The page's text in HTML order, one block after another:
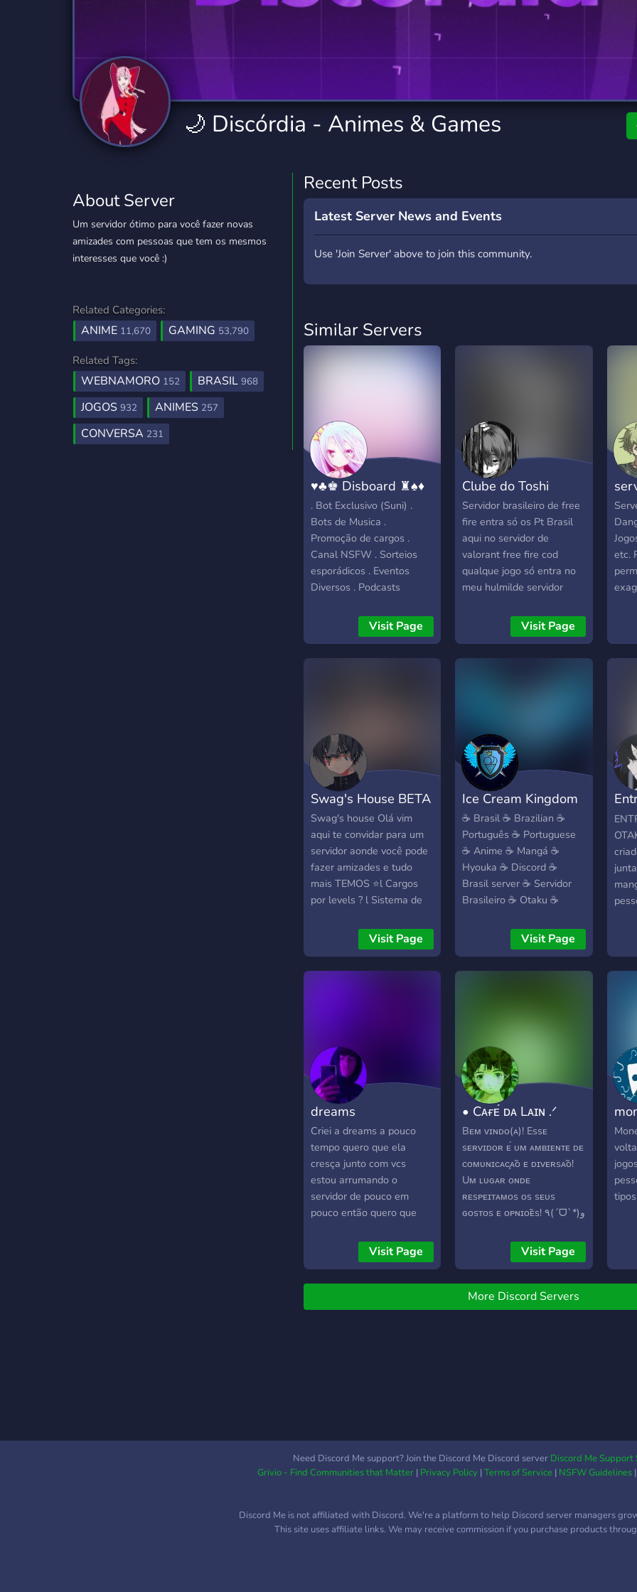
111 Servers
Twitch
359 Servers
YouTube
850 Servers
YouTuber
3,010 Servers
🌙 Discórdia - Animes & Games
About Server
Um servidor ótimo para você fazer novas
amizades com pessoas que tem os mesmos
interesses que você :)
Related Categories:
ANIME 11,670 GAMING 53,790
Related Tags:
WEBNAMORO 152 BRASIL 968
JOGOS 932 ANIMES 257
CONVERSA 231
Recent Posts
Latest Server News and Events
Use 'Join Server' above to join this community.
Similar Servers
♥♣♚ Disboard ♜♠♦
. Bot Exclusivo (Suni) .
Bots de Musica .
Promoção de cargos .
Canal NSFW . Sorteios
esporádicos . Eventos
Diversos . Podcasts
Visit Page
Clube do Toshi
Servidor brasileiro de free
fire entra só os Pt Brasil
aqui no servidor de
valorant free fire cod
qualque jogo só entra no
meu hulmilde servidor
Visit Page
etc.
de
Swag's House BETA
Swag's house Olá vim
aqui te convidar para um
servidor aonde você pode
fazer amizades e tudo
mais TEMOS ⭐l Cargos
por levels ? l Sistema de
Canal de midia ? l Bots de
Musica ? l Canal para
ai você não vai se
arrepender ?
https://discord.gg/7d9r9uhE
Visit Page
Ice Cream Kingdom
☕ Brasil ☕ Brazilian ☕
Português ☕ Portuguese
☕ Anime ☕ Mangá ☕
Hyouka ☕ Discord ☕
Brasil server ☕ Servidor
Brasileiro ☕ Otaku ☕
Ecchi ☕ Hentai ☕ Servidor
NSFW ☕ Emoji Global ☕
Visit Page
É
dreams
Criei a dreams a pouco
tempo quero que ela
cresça junto com vcs
estou arrumando o
servidor de pouco em
pouco então quero que
assim criando novas
amizades obg :)
Visit Page
• Cᴀғᴇ́ ᴅᴀ Lᴀɪɴ .ᐟ
Bᴇᴍ ᴠɪɴᴅᴏ(ᴀ)! Essᴇ
sᴇʀᴠɪᴅᴏʀ ᴇ́ ᴜᴍ ᴀᴍʙɪᴇɴᴛᴇ ᴅᴇ
ᴄᴏᴍᴜɴɪᴄᴀᴄ̧ᴀ̃ᴏ ᴇ ᴅɪᴠᴇʀsᴀ̃ᴏ!
Uᴍ ʟᴜɢᴀʀ ᴏɴᴅᴇ
ʀᴇsᴘᴇɪᴛᴀᴍᴏs ᴏs sᴇᴜs
ɢᴏsᴛᴏs ᴇ ᴏᴘɴɪᴏ̃ᴇs! ٩(ˊᗜˋ*)و
Visit Page
More Discord Servers
Need Discord Me support? Join the Discord Me Discord server Discord Me Support
Grivio - Find Communities that Matter| Privacy Policy|Terms of Service| NSFW Guidelines|
Discord Me is not affiliated with Discord. We're a platform to help Discord server managers
This site uses affiliate links. We may receive commission if you purchase products